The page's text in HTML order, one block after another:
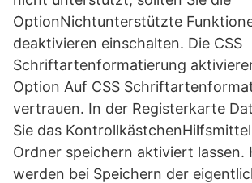
OptionNichtunterstützte
deaktivieren einschalten. Die CSS
Schriftartenformatierung
Option Auf CSS
vertrauen. In der Registerkarte
Sie das
Ordner speichern aktiviert lassen.
werden bei Speichern der